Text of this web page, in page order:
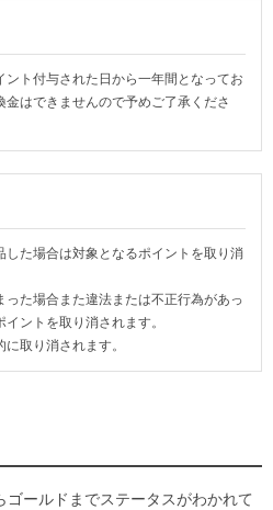
ト付与された日から一年間となってお
はできませんので予めご了承くださ
た場合は対象となるポイントを取り消
た場合また違法または不正行為があっ
ントを取り消されます。
取り消されます。
ールドまでステータスがわかれて